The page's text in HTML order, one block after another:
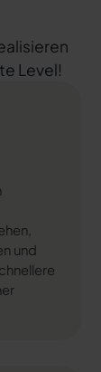
Level!
und